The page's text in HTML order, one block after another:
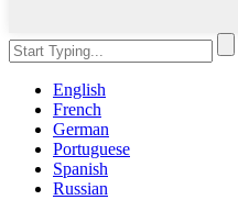
English
French
German
Portuguese
Spanish
Russian